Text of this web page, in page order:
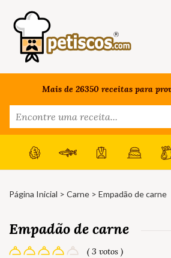
Mais de 26350 receitas para
Página Inicial > Carne > Empadão de carne
Empadão de carne
( 3 votos )